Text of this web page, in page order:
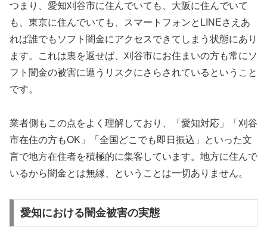
つまり、愛知刈谷市に住んでいても、大阪に住んでいて
も、東京に住んでいても、スマートフォンとLINEさえあ
れば誰でもソフト闇金にアクセスできてしまう状態にあり
ます。これは裏を返せば、刈谷市にお住まいの方も常にソ
フト闇金の被害に遭うリスクにさらされているということ
です。
業者側もこの点をよく理解しており、「愛知対応」「刈谷
市在住の方もOK」「全国どこでも即日振込」といった文
言で地方在住者を積極的に集客しています。地方に住んで
いるから闇金とは無縁、ということは一切ありません。
愛知における闇金被害の実態